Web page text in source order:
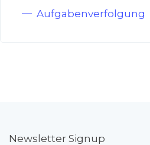
Aufgabenverfolgung
Newsletter Signup